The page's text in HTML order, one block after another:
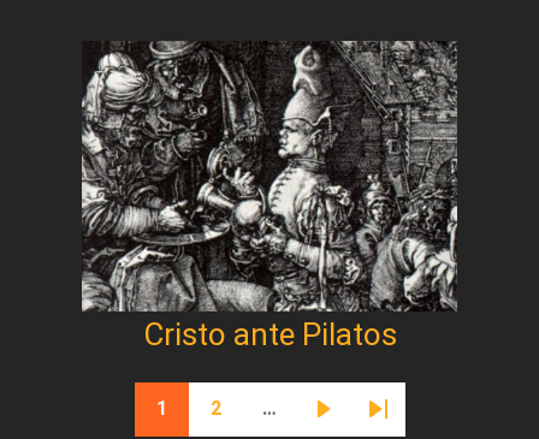
Cristo ante Pilatos
Paginación
Página actual
1
Página
2 …
Siguiente página
Última página